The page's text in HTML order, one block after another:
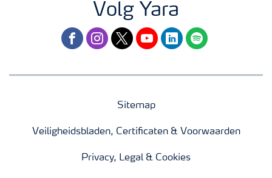
Volg Yara
facebookinstagram
twitteryoutubelinkedinspotify
Sitemap
Veiligheidsbladen, Certificaten & Voorwaarden
Privacy, Legal & Cookies